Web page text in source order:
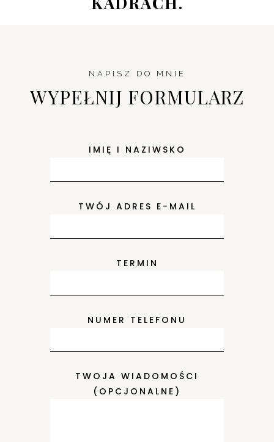
NAPISZ DO MNIE
WYPEŁNIJ FORMULARZ
IMIĘ I NAZIWSKO
TWÓJ ADRES E-MAIL
TERMIN
NUMER TELEFONU
TWOJA WIADOMOŚCI
(OPCJONALNE)